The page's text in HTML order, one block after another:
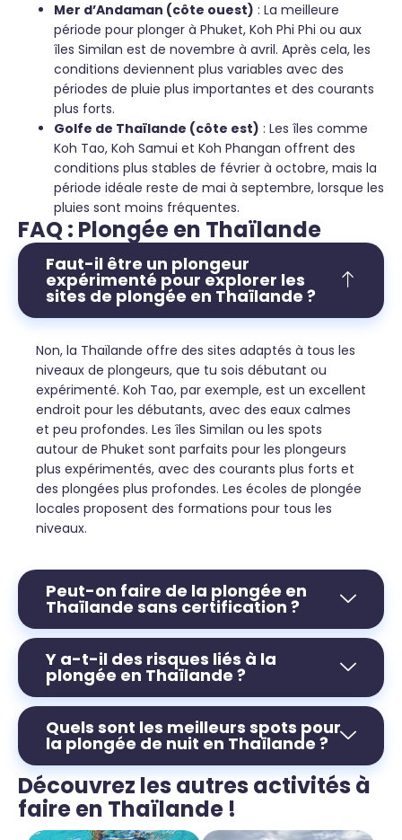
Mer d’Andaman (côte ouest) : La meilleure
période pour plonger à Phuket, Koh Phi Phi ou aux
îles Similan est de novembre à avril. Après cela, les
conditions deviennent plus variables avec des
périodes de pluie plus importantes et des courants
plus forts.
Golfe de Thaïlande (côte est) : Les îles comme
Koh Tao, Koh Samui et Koh Phangan offrent des
conditions plus stables de février à octobre, mais la
période idéale reste de mai à septembre, lorsque les
pluies sont moins fréquentes.
FAQ : Plongée en Thaïlande
Faut-il être un plongeur
expérimenté pour explorer les
sites de plongée en Thaïlande ?
Non, la Thaïlande offre des sites adaptés à tous les
niveaux de plongeurs, que tu sois débutant ou
expérimenté. Koh Tao, par exemple, est un excellent
endroit pour les débutants, avec des eaux calmes
et peu profondes. Les îles Similan ou les spots
autour de Phuket sont parfaits pour les plongeurs
plus expérimentés, avec des courants plus forts et
des plongées plus profondes. Les écoles de plongée
locales proposent des formations pour tous les
niveaux.
Peut-on faire de la plongée en
Thaïlande sans certification ?
Y a-t-il des risques liés à la
plongée en Thaïlande ?
Quels sont les meilleurs spots pour
la plongée de nuit en Thaïlande ?
Découvrez les autres activités à
faire en Thaïlande !